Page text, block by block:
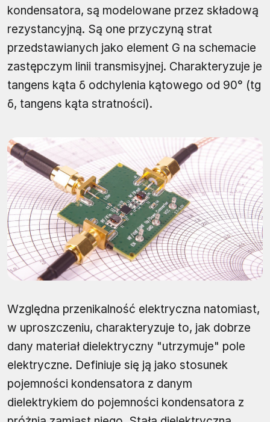
kondensatora, są modelowane przez składową
rezystancyjną. Są one przyczyną strat
przedstawianych jako element G na schemacie
zastępczym linii transmisyjnej. Charakteryzuje je
tangens kąta δ odchylenia kątowego od 90° (tg
δ, tangens kąta stratności).
Względna przenikalność elektryczna natomiast,
w uproszczeniu, charakteryzuje to, jak dobrze
dany materiał dielektryczny "utrzymuje" pole
elektryczne. Definiuje się ją jako stosunek
pojemności kondensatora z danym
dielektrykiem do pojemności kondensatora z